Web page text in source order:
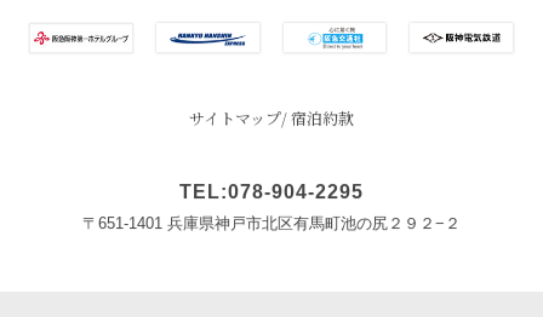
サイトマップ 宿泊約款
TEL:078-904-2295
〒651-1401 兵庫県神戸市北区有馬町池の尻２９２−２